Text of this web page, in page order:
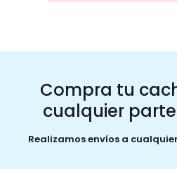
Compra tu
cualquier
Realizamos envíos a